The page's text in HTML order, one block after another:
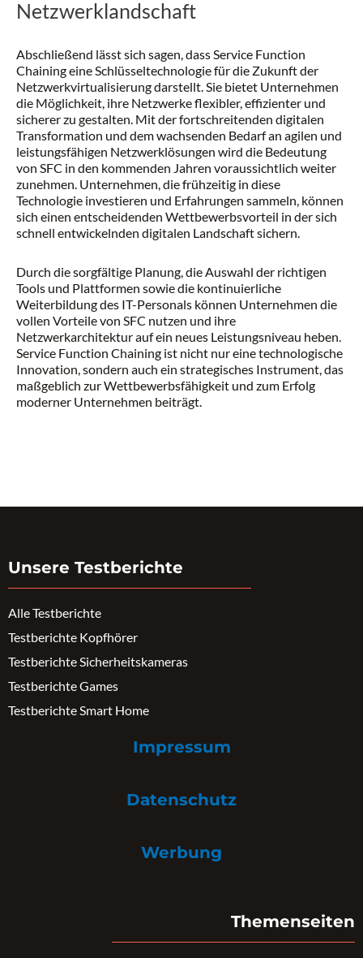
Netzwerklandschaft
Abschließend lässt sich sagen, dass Service Function
Chaining eine Schlüsseltechnologie für die Zukunft der
Netzwerkvirtualisierung darstellt. Sie bietet Unternehmen
die Möglichkeit, ihre Netzwerke flexibler, effizienter und
sicherer zu gestalten. Mit der fortschreitenden digitalen
Transformation und dem wachsenden Bedarf an agilen und
leistungsfähigen Netzwerklösungen wird die Bedeutung
von SFC in den kommenden Jahren voraussichtlich weiter
zunehmen. Unternehmen, die frühzeitig in diese
Technologie investieren und Erfahrungen sammeln, können
sich einen entscheidenden Wettbewerbsvorteil in der sich
schnell entwickelnden digitalen Landschaft sichern.
Durch die sorgfältige Planung, die Auswahl der richtigen
Tools und Plattformen sowie die kontinuierliche
Weiterbildung des IT-Personals können Unternehmen die
vollen Vorteile von SFC nutzen und ihre
Netzwerkarchitektur auf ein neues Leistungsniveau heben.
Service Function Chaining ist nicht nur eine technologische
Innovation, sondern auch ein strategisches Instrument, das
maßgeblich zur Wettbewerbsfähigkeit und zum Erfolg
moderner Unternehmen beiträgt.
Unsere Testberichte
Alle Testberichte
Testberichte Kopfhörer
Testberichte Sicherheitskameras
Testberichte Games
Testberichte Smart Home
Impressum
Datenschutz
Werbung
Themenseiten